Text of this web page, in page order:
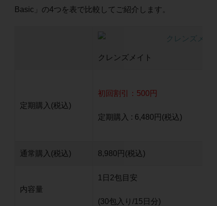
Basic」の4つを表で比較してご紹介します。
クレンズメイト
定期購入(税込)
初回割引：500円
定期購入 : 6,480円(税込)
通常購入(税込) 8,980円(税込)
内容量
1日2包目安
(30包入り/15日分)